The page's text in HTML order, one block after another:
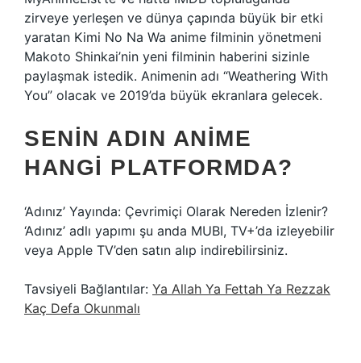
zirveye yerleşen ve dünya çapında büyük bir etki
yaratan Kimi No Na Wa anime filminin yönetmeni
Makoto Shinkai’nin yeni filminin haberini sizinle
paylaşmak istedik. Animenin adı “Weathering With
You” olacak ve 2019’da büyük ekranlara gelecek.
SENIN ADIN ANIME
HANGI PLATFORMDA?
‘Adınız’ Yayında: Çevrimiçi Olarak Nereden İzlenir?
‘Adınız’ adlı yapımı şu anda MUBI, TV+’da izleyebilir
veya Apple TV’den satın alıp indirebilirsiniz.
Tavsiyeli Bağlantılar: Ya Allah Ya Fettah Ya Rezzak
Kaç Defa Okunmalı